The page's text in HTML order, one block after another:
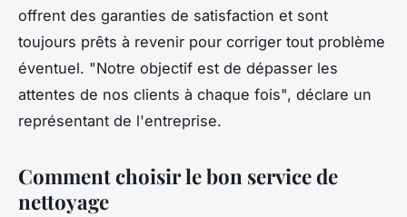
offrent des garanties de satisfaction et sont
toujours prêts à revenir pour corriger tout problème
éventuel. "Notre objectif est de dépasser les
attentes de nos clients à chaque fois", déclare un
représentant de l'entreprise.
Comment choisir le bon service de
nettoyage